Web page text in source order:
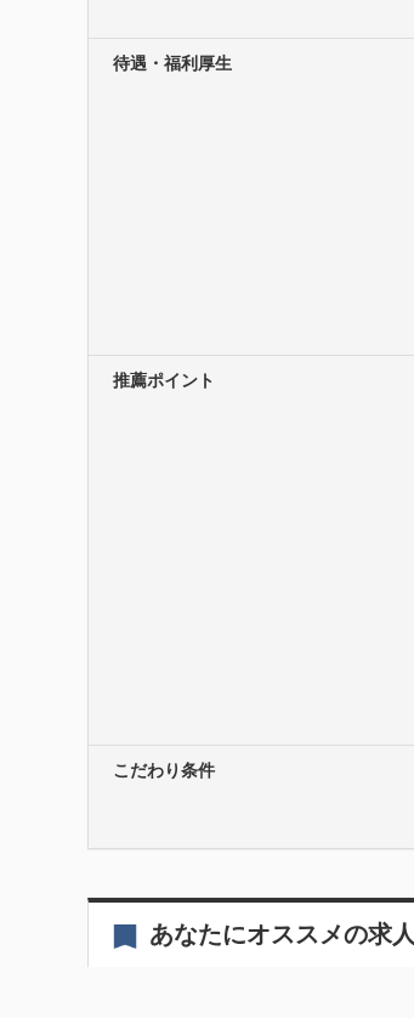
待遇・福利厚生
推薦ポイント
こだわり条件
あなたにオススメの求人